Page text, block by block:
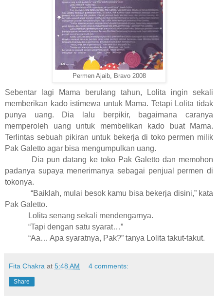
Permen Ajaib, Bravo 2008
Sebentar lagi Mama berulang tahun, Lolita ingin sekali
memberikan kado istimewa untuk Mama. Tetapi Lolita tidak
punya uang. Dia lalu berpikir, bagaimana caranya
memperoleh uang untuk membelikan kado buat Mama.
Terlintas sebuah pikiran untuk bekerja di toko permen milik
Pak Galetto agar bisa mengumpulkan uang.
Dia pun datang ke toko Pak Galetto dan memohon
padanya supaya menerimanya sebagai penjual permen di
tokonya.
“Baiklah, mulai besok kamu bisa bekerja disini,” kata
Pak Galetto.
Lolita senang sekali mendengarnya.
“Tapi dengan satu syarat…”
“Aa… Apa syaratnya, Pak?” tanya Lolita takut-takut.
Fita Chakra at 5:48 AM 4 comments:
Share